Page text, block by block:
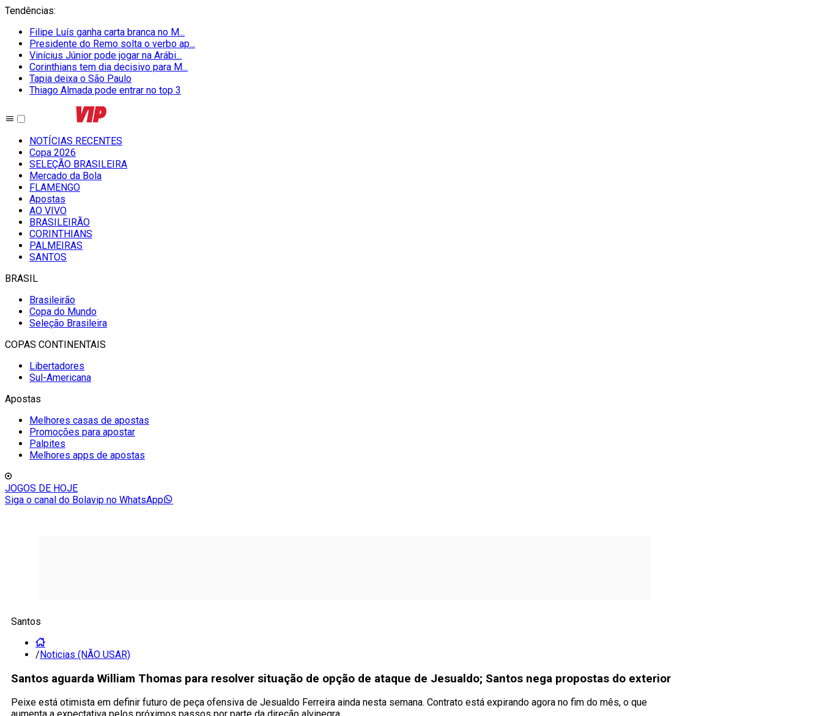
Tendências:
Filipe Luís ganha carta branca no M...
Presidente do Remo solta o verbo ap...
Vinícius Júnior pode jogar na Arábi...
Corinthians tem dia decisivo para M...
Tapia deixa o São Paulo
Thiago Almada pode entrar no top 3
NOTÍCIAS RECENTES
Copa 2026
SELEÇÃO BRASILEIRA
Mercado da Bola
FLAMENGO
Apostas
AO VIVO
BRASILEIRÃO
CORINTHIANS
PALMEIRAS
SANTOS
BRASIL
Brasileirão
Copa do Mundo
Seleção Brasileira
COPAS CONTINENTAIS
Libertadores
Sul-Americana
Apostas
Melhores casas de apostas
Promoções para apostar
Palpites
Melhores apps de apostas
JOGOS DE HOJE
Siga o canal do Bolavip no WhatsApp
Santos
/Noticias (NÃO USAR)
Santos aguarda William Thomas para resolver situação de opção de ataque de Jesualdo; Santos nega propostas do exterior
Peixe está otimista em definir futuro de peça ofensiva de Jesualdo Ferreira ainda nesta semana. Contrato está expirando agora no fim do mês, o que